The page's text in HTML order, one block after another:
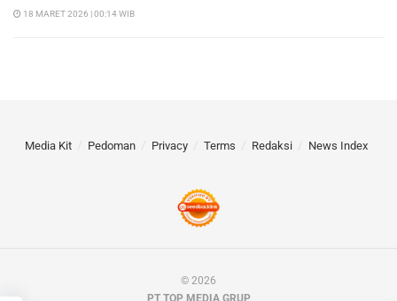
18 MARET 2026 | 00:14 WIB
Media Kit Pedoman Privacy Terms Redaksi News Index
© 2026
PT TOP MEDIA GRUP